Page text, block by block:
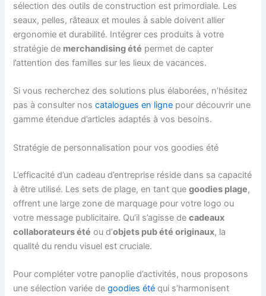
sélection des outils de construction est primordiale. Les
seaux, pelles, râteaux et moules à sable doivent allier
ergonomie et durabilité. Intégrer ces produits à votre
stratégie de merchandising été permet de capter
l’attention des familles sur les lieux de vacances.
Si vous recherchez des solutions plus élaborées, n’hésitez
pas à consulter noscatalogues en ligne pour découvrir une
gamme étendue d’articles adaptés à vos besoins.
Stratégie de personnalisation pour vos goodies été
L’efficacité d’un cadeau d’entreprise réside dans sa capacité
à être utilisé. Les sets de plage, en tant quegoodies plage,
offrent une large zone de marquage pour votre logo ou
votre message publicitaire. Qu’il s’agisse decadeaux
collaborateurs été ou d’objets pub été originaux, la
qualité du rendu visuel est cruciale.
Pour compléter votre panoplie d’activités, nous proposons
une sélection variée degoodies été qui s’harmonisent